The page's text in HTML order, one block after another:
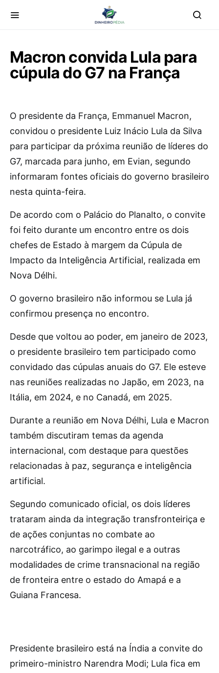
Macron convida Lula para
cúpula do G7 na França
O presidente da França, Emmanuel Macron,
convidou o presidente Luiz Inácio Lula da Silva
para participar da próxima reunião de líderes do
G7, marcada para junho, em Evian, segundo
informaram fontes oficiais do governo brasileiro
nesta quinta-feira.
De acordo com o Palácio do Planalto, o convite
foi feito durante um encontro entre os dois
chefes de Estado à margem da Cúpula de
Impacto da Inteligência Artificial, realizada em
Nova Délhi.
O governo brasileiro não informou se Lula já
confirmou presença no encontro.
Desde que voltou ao poder, em janeiro de 2023,
o presidente brasileiro tem participado como
convidado das cúpulas anuais do G7. Ele esteve
nas reuniões realizadas no Japão, em 2023, na
Itália, em 2024, e no Canadá, em 2025.
Durante a reunião em Nova Délhi, Lula e Macron
também discutiram temas da agenda
internacional, com destaque para questões
relacionadas à paz, segurança e inteligência
artificial.
Segundo comunicado oficial, os dois líderes
trataram ainda da integração transfronteiriça e
de ações conjuntas no combate ao
narcotráfico, ao garimpo ilegal e a outras
modalidades de crime transnacional na região
de fronteira entre o estado do Amapá e a
Guiana Francesa.
Presidente brasileiro está na Índia a convite do
primeiro-ministro Narendra Modi; Lula fica em